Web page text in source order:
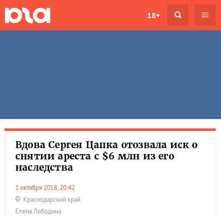
18+
Вдова Сергея Цапка отозвала иск о
снятии ареста с $6 млн из его
наследства
1 октября 2018, 20:42
Краснодарский край
Елена Лободина